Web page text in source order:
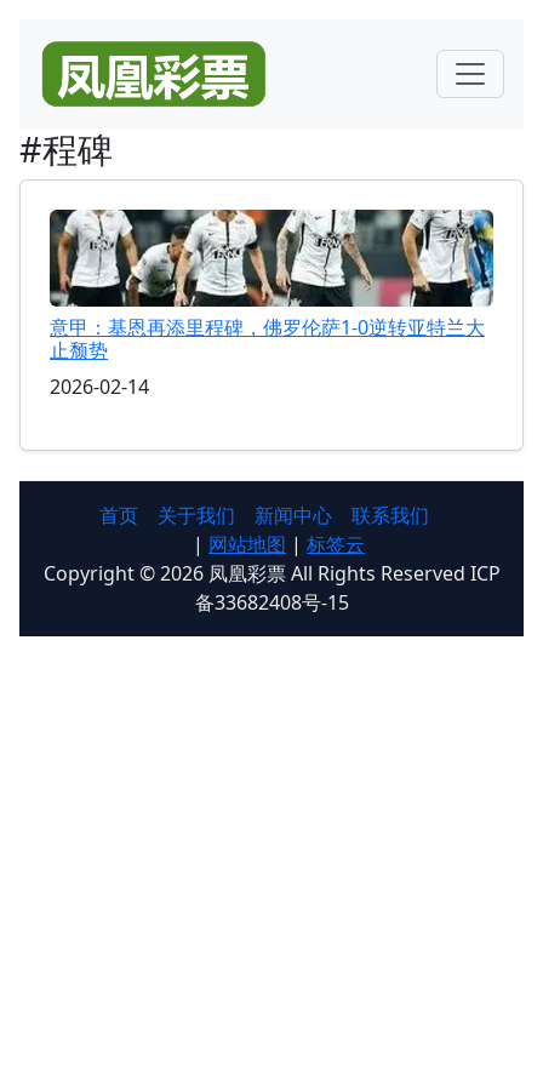
#程碑
意甲：基恩再添里程碑，佛罗伦萨1-0逆转亚特兰大
止颓势
2026-02-14
首页 关于我们 新闻中心
联系我们
| 网站地图 | 标签云
Copyright © 2026 凤凰彩票 All Rights Reserved ICP
备33682408号-15